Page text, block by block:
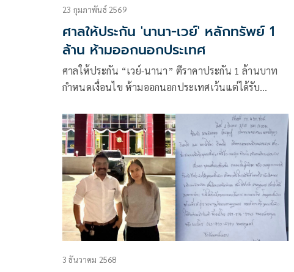
23 กุมภาพันธ์ 2569
ศาลให้ประกัน 'นานา-เวย์' หลักทรัพย์ 1
ล้าน ห้ามออกนอกประเทศ
ศาลให้ประกัน “เวย์-นานา” ตีราคาประกัน 1 ล้านบาท
กำหนดเงื่อนไข ห้ามออกนอกประเทศเว้นแต่ได้รับ
3 ธันวาคม 2568